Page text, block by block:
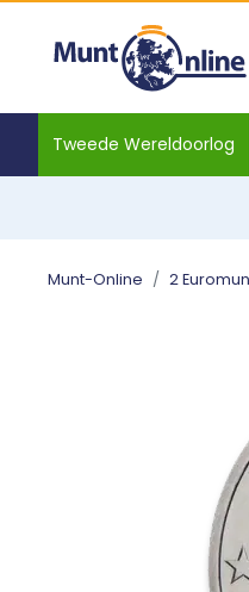
Tweede Wereldoorlog
Munt-Online 2